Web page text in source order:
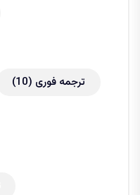
ترجمه فوری (10)